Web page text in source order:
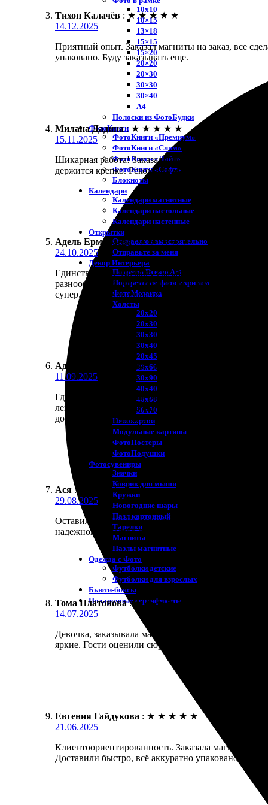
10х10
10×15
13×18
15×15
15×20
20×20
20×30
30×30
30×40
A4
Полоски из ФотоБудки
ФотоКниги
ФотоКниги «Премиум»
ФотоКниги «Слим»
ФотоКниги «Лайт»
ФотоКниги «Софт»
Блокноты
Календари
Календари магнитные
Календари настольные
Календари настенные
Открытки
Отправлю самостоятельно
Отправьте за меня
Декор Интерьера
Потреты Dream Art
Портреты по фото акрилом
ФотоМозаика
Холсты
20х20
20х30
30х30
30х40
20х45
30х60
30х90
40х40
40х60
50х70
Пенокартон
Модульные картины
ФотоПостеры
ФотоПодушки
Фотоcувениры
Значки
Коврик для мыши
Кружки
Новогодние шары
Пазл картонный
Тарелки
Магниты
Пазлы магнитные
Одежда с Фото
Футболки детские
Футболки для взрослых
Бьюти-боксы
Подарочные сертификаты
Тихон Калачёв : ★ ★ ★ ★ ★
14.12.2025
Приятный опыт. Заказал магниты на заказ, все
упаковано. Буду заказывать еще.
Милана Дадина : ★ ★ ★ ★ ★
15.11.2025
Шикарная работа! Заказала магниты на заказ
держится крепко. Рекомендую всем!
Адель Ермолаева : ★ ★ ★ ★ ★
24.10.2025
Единственное, что могу сказать — отличный
разнообразный, что порадовало. Оформила заказ
супер. Очень довольна результатом! Обязательно
Адель Калашникова : ★
11.09.2025
Где же еще можно так быстро и удобно заказать
легко загрузить свои фотографии. Качество
довольна таким опытом!
Ася : ★ ★
29.08.2025
Оставили заявку на магнитики, выбрали нужные
надежной, качество отличное. Теперь у нас
Тома Платонова : ★ ★ ★ ★ ★
14.07.2025
Девочка, заказывала магниты к празднику.
яркие. Гости оценили сюрприз. Рекомендую!
Евгения Гайдукова : ★ ★ ★ ★ ★
21.06.2025
Клиентоориентированность. Заказала магниты на
Доставили быстро, всё аккуратно упаковано.